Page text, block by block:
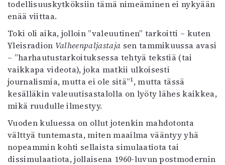
Lehtiarkisto
Info
Tilaus ja irtonumerot
Yhteistyössä
Toimitus
Kaltio ry
todellisuuskytköksiin tämä nimeäminen ei nykyään
enää viittaa.
Toki oli aika, jolloin ”valeuutinen” tarkoitti – kuten
Yleisradion Valheenpaljastaja sen tammikuussa avasi
– ”harhautustarkoituksessa tehtyä tekstiä (tai
vaikkapa videota), joka matkii ulkoisesti
journalismia, mutta ei ole sitä”1, mutta tässä
kesälläkin valeuutisastalolla on lyöty lähes kaikkea,
mikä ruudulle ilmestyy.
Vuoden kuluessa on ollut jotenkin mahdotonta
välttyä tuntemasta, miten maailma vääntyy yhä
nopeammin kohti sellaista simulaatiota tai
dissimulaatiota, jollaisena 1960-luvun postmodernin